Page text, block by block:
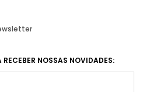
NOSSAS NOVIDADES: